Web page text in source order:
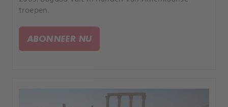
troepen.
ABONNEER NU